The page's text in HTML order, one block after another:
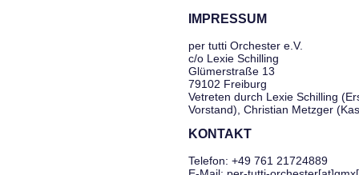
IMPRESSUM
per tutti Orchester e.V.
c/o Lexie Schilling
Glümerstraße 13
79102 Freiburg
Vetreten durch Lexie Schilling
Vorstand), Christian Metzger
KONTAKT
Telefon: +49 761 21724889